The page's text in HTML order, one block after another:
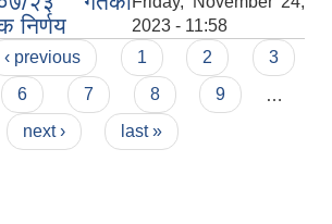
निर्णय
2023 - 11:58
‹ previous 1 2
3
6 7 8 9
next ›
last »